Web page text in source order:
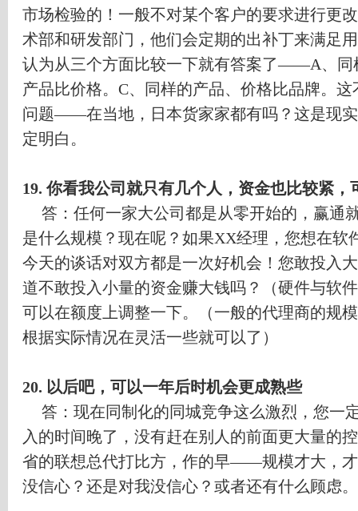
市场检验的！一般不对某个客户的要求进行更
术部和研发部门，他们会定期的出补丁来满足
认为从三个方面比较一下就有答案了——A、同
产品比价格。 C、同样的产品、价格比品牌。
问题——在当地，日本货家家都有吗？这是现
定明白。
19.你看我公司就只有几个人，资金也比较紧，
答：任何一家大公司都是从零开始的，赢通
是什么规模？现在呢？如果XX经理，您想在软
今天的谈话对双方都是一次好机会！您敢投入
道不敢投入小量的资金赚大钱吗？（硬件与软
可以在额度上调整一下。（一般的代理商的规
根据实际情况在灵活一些就可以了）
20. 以后吧，可以一年后时机会更成熟些
答：现在同制化的同城竞争这么激烈，您一
入的时间晚了，没有赶在别人的前面更大量的
省的联想总代打比方，作的早——规模才大，
没信心？还是对我没信心？或者还有什么顾虑。